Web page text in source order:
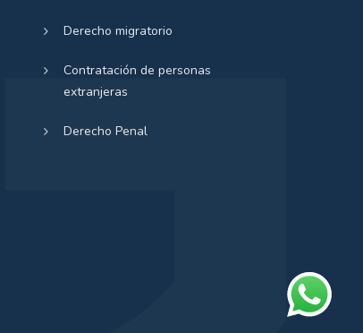
Derecho migratorio
Contratación de personas
extranjeras
Derecho Penal